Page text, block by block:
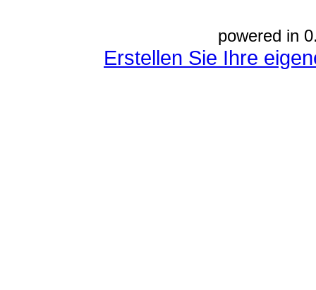
powered in
Erstellen Sie Ihre